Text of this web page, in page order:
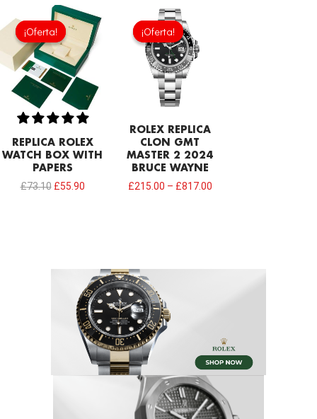
¡Oferta!
¡Oferta!
REPLICA ROLEX
WATCH BOX WITH
PAPERS
£73.10
El
precio
original
era:
£73.10.
£55.90
El
precio
actual
es:
£55.90.
¡Oferta!
¡Oferta!
ROLEX REPLICA
CLON GMT
MASTER 2 2024
BRUCE WAYNE
£215.00 – £817.00